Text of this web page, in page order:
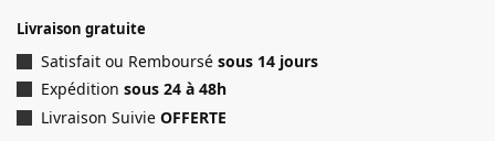
Livraison gratuite
Satisfait ou Remboursé sous 14 jours
Expédition sous 24 à 48h
Livraison Suivie OFFERTE